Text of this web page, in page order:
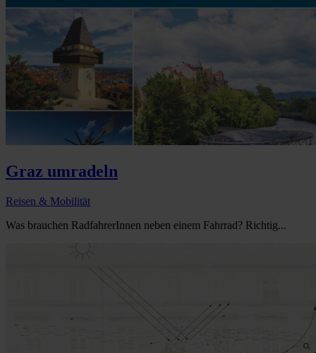
Graz umradeln
Reisen & Mobilität
Was brauchen RadfahrerInnen neben einem Fahrrad? Richtig...